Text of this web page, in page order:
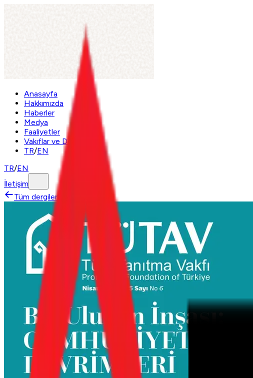
Anasayfa
Hakkımızda
Haberler
Medya
Faaliyetler
Vakıflar ve Dernek
TR/EN
TR/EN
İletişim
Tüm dergilere dön